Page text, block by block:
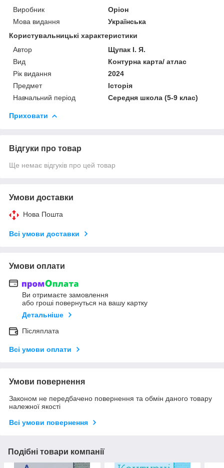
Виробник
Оріон
Мова видання
Українська
Користувальницькі характеристики
Автор
Щупак І. Я.
Вид
Контурна карта/ атлас
Рік видання
2024
Предмет
Історія
Навчальний період
Середня школа (5-9 клас)
Приховати
Відгуки про товар
Ще немає відгуків про цей товар
Умови доставки
Нова Пошта
Всі умови доставки
Умови оплати
Ви отримаєте замовлення
або гроші повернуться на вашу картку
Детальніше
Післяплата
Всі умови оплати
Умови повернення
Законом не передбачено повернення та обмін даного товару
належної якості
Всі умови повернення
Подібні товари компанії